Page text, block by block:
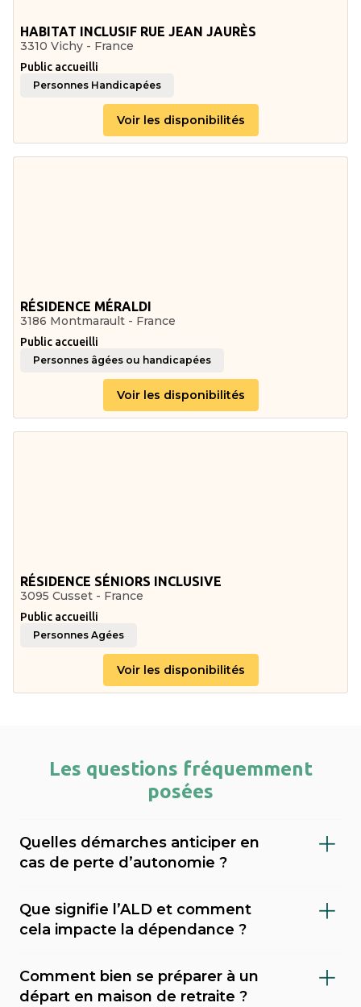
HABITAT INCLUSIF RUE JEAN JAURÈS
3310 Vichy - France
Public accueilli
Personnes Handicapées
Voir les disponibilités
RÉSIDENCE MÉRALDI
3186 Montmarault - France
Public accueilli
Personnes âgées ou handicapées
Voir les disponibilités
RÉSIDENCE SÉNIORS INCLUSIVE
3095 Cusset - France
Public accueilli
Personnes Agées
Voir les disponibilités
Les questions fréquemment
posées
Quelles démarches anticiper en
cas de perte d’autonomie ?
dépendance (via le GIR), demander l’APA
(allocation personnalisée d’autonomie) au
conseil départemental, et envisager une
mesure de protection juridique (tutelle,
Que signifie l’ALD et comment
cela impacte la dépendance ?
reconnaissance médicale qui permet une
Comment bien se préparer à un
départ en maison de retraite ?